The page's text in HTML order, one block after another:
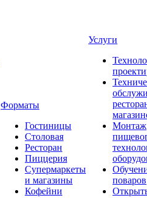
Форматы
Гостиницы
Столовая
Ресторан
Пиццерия
Супермаркеты
и магазины
Кофейни
Услуги
Монтаж
поваров